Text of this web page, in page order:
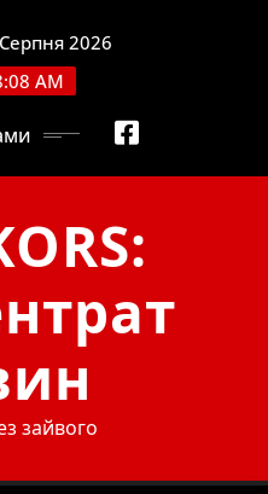
2026
AM
зайвого